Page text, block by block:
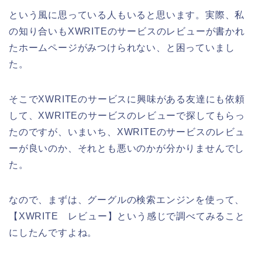
という風に思っている人もいると思います。実際、私
の知り合いもXWRITEのサービスのレビューが書かれ
たホームページがみつけられない、と困っていまし
た。
そこでXWRITEのサービスに興味がある友達にも依頼
して、XWRITEのサービスのレビューで探してもらっ
たのですが、いまいち、XWRITEのサービスのレビュ
ーが良いのか、それとも悪いのかが分かりませんでし
た。
なので、まずは、グーグルの検索エンジンを使って、
【XWRITE レビュー】という感じで調べてみること
にしたんですよね。